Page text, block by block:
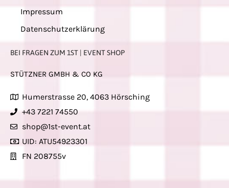
Impressum
Datenschutzerklärung
BEI FRAGEN ZUM 1ST | EVENT SHOP
STÜTZNER GMBH & CO KG
Humerstrasse 20, 4063 Hörsching
+43 7221 74550
shop@1st-event.at
UID: ATU54923301
FN 208755v